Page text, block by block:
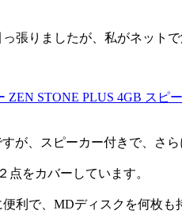
張りましたが、私がネット
ZEN STONE PLUS 4GB スピ
が、スピーカー付きで、さ
点をカバーしています。
利で、MDディスクを何枚